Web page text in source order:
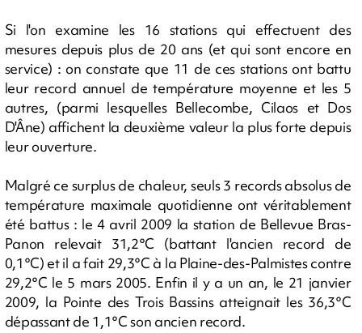
Si l'on examine les 16 stations qui effectuent des
mesures depuis plus de 20 ans (et qui sont encore en
service) : on constate que 11 de ces stations ont battu
leur record annuel de température moyenne et les 5
autres, (parmi lesquelles Bellecombe, Cilaos et Dos
D'Âne) affichent la deuxième valeur la plus forte depuis
leur ouverture.
Malgré ce surplus de chaleur, seuls 3 records absolus de
température maximale quotidienne ont véritablement
été battus : le 4 avril 2009 la station de Bellevue Bras-
Panon relevait 31,2°C (battant l'ancien record de
0,1°C) et il a fait 29,3°C à la Plaine-des-Palmistes contre
29,2°C le 5 mars 2005. Enfin il y a un an, le 21 janvier
2009, la Pointe des Trois Bassins atteignait les 36,3°C
dépassant de 1,1°C son ancien record.